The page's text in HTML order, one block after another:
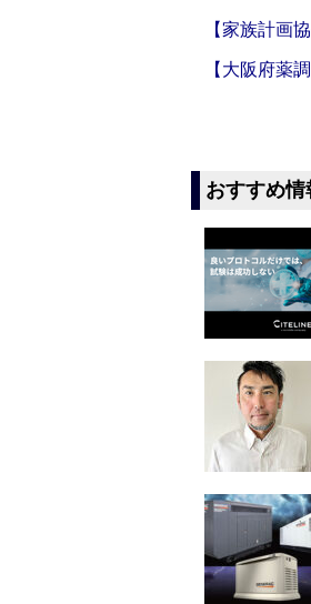
【家族計画
【大阪府薬
おすすめ情